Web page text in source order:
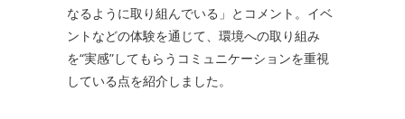
なるように取り組んでいる」とコメント。イベ
ントなどの体験を通じて、環境への取り組み
を“実感”してもらうコミュニケーションを重視
している点を紹介しました。